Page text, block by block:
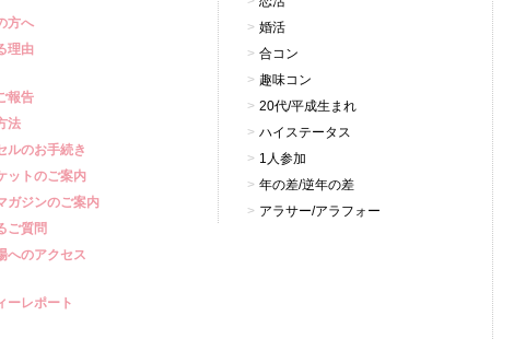
方へ
理由
報告
法
ルのお手続き
ットのご案内
ガジンのご案内
ご質問
へのアクセス
ーレポート
婚活
合コン
趣味コン
20代/平成生まれ
ハイステータス
1人参加
年の差/逆年の差
アラサー/アラフォー